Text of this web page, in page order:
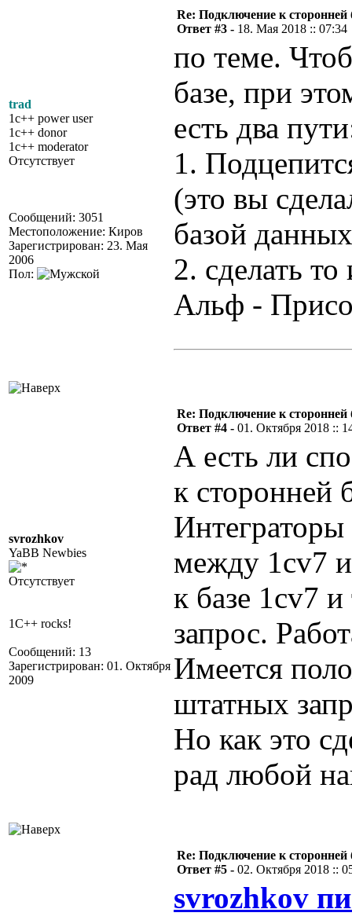
trad
1c++ power user
1c++ donor
1c++ moderator
Отсутствует
Сообщений: 3051
Местоположение: Киров
Зарегистрирован: 23. Мая
2006
Пол:
Re: Подключение к сторонней
Ответ #3 - 18. Мая 2018 :: 07:34
по теме.
базе, при
есть два
1.
(это вы
базой
2. сделать
Альф -
svrozhkov
YaBB Newbies
Отсутствует
1C++ rocks!
Сообщений: 13
Зарегистрирован: 01. Октября
2009
Re: Подключение к сторонней
Ответ #4 - 01. Октября 2018 ::
А есть ли
к сторонней
между 1cv7
к базе 1cv7
запрос.
Имеется
штатных
Но как это
рад любой
Re: Подключение к сторонней
Ответ #5 - 02. Октября 2018 ::
svrozhkov